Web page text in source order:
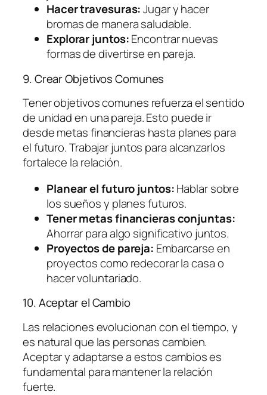
Hacer travesuras:Jugar y hacer
bromas de manera saludable.
Explorar juntos:Encontrar nuevas
formas de divertirse en pareja.
9. Crear Objetivos Comunes
Tener objetivos comunes refuerza el sentido
de unidad en una pareja. Esto puede ir
desde metas financieras hasta planes para
el futuro. Trabajar juntos para alcanzarlos
fortalece la relación.
Planear el futuro juntos:Hablar sobre
los sueños y planes futuros.
Tener metas financieras conjuntas:
Ahorrar para algo significativo juntos.
Proyectos de pareja: Embarcarse en
proyectos como redecorar la casa o
hacer voluntariado.
10. Aceptar el Cambio
Las relaciones evolucionan con el tiempo, y
es natural que las personas cambien.
Aceptar y adaptarse a estos cambios es
fundamental para mantener la relación
fuerte.